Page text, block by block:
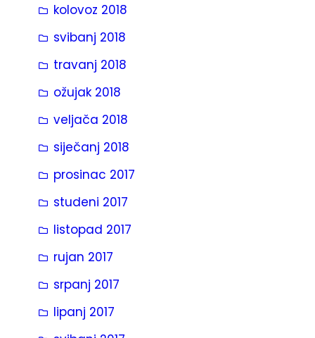
kolovoz 2018
svibanj 2018
travanj 2018
ožujak 2018
veljača 2018
siječanj 2018
prosinac 2017
studeni 2017
listopad 2017
rujan 2017
srpanj 2017
lipanj 2017